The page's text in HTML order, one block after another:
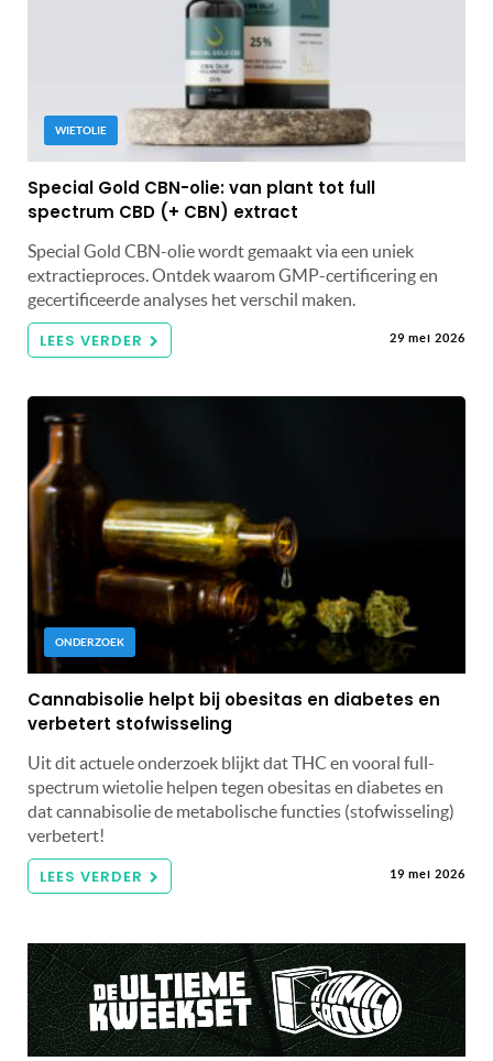
WIETOLIE
Special Gold CBN-olie: van plant tot full
spectrum CBD (+ CBN) extract
Special Gold CBN-olie wordt gemaakt via een uniek
extractieproces. Ontdek waarom GMP-certificering en
gecertificeerde analyses het verschil maken.
LEES VERDER 29 mei 2026
ONDERZOEK
Cannabisolie helpt bij obesitas en diabetes en
verbetert stofwisseling
Uit dit actuele onderzoek blijkt dat THC en vooral full-
spectrum wietolie helpen tegen obesitas en diabetes en
dat cannabisolie de metabolische functies (stofwisseling)
verbetert!
LEES VERDER 19 mei 2026